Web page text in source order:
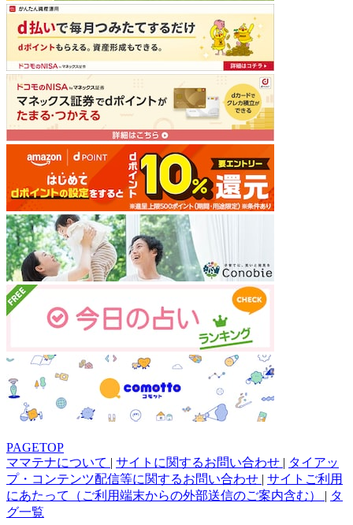
PAGETOP
ママテナについて | サイトに関するお問い合わせ | タイアッ
プ・コンテンツ配信等に関するお問い合わせ | サイトご利用
にあたって（ご利用端末からの外部送信のご案内含む） | タ
グ一覧